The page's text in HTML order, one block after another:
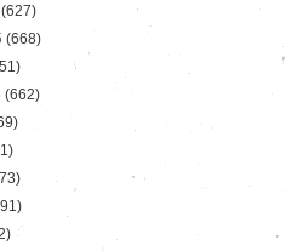
(627)
(668)
(662)